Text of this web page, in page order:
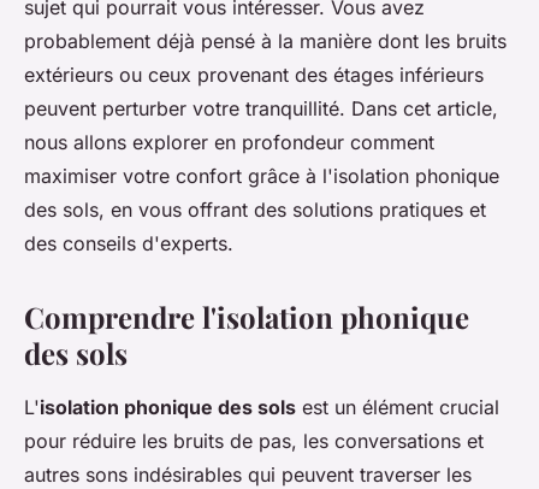
sujet qui pourrait vous intéresser. Vous avez
probablement déjà pensé à la manière dont les bruits
extérieurs ou ceux provenant des étages inférieurs
peuvent perturber votre tranquillité. Dans cet article,
nous allons explorer en profondeur comment
maximiser votre confort grâce à l'isolation phonique
des sols, en vous offrant des solutions pratiques et
des conseils d'experts.
Comprendre l'isolation phonique
des sols
L'isolation phonique des sols est un élément crucial
pour réduire les bruits de pas, les conversations et
autres sons indésirables qui peuvent traverser les